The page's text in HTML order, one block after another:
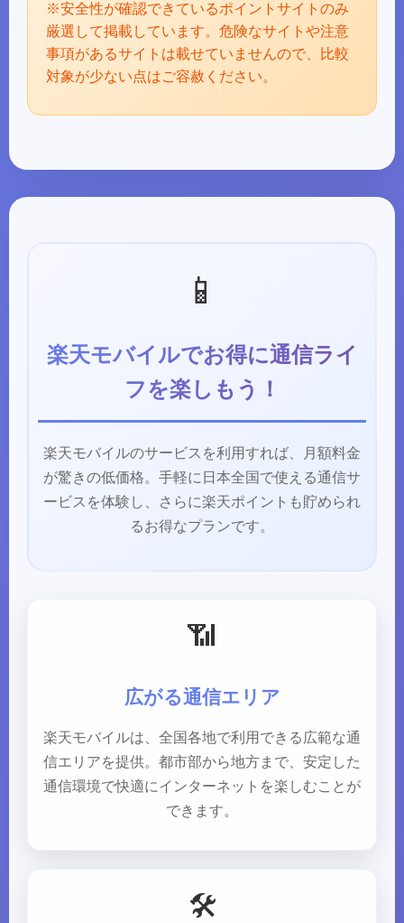
※安全性が確認できているポイントサイトのみ
厳選して掲載しています。危険なサイトや注意
事項があるサイトは載せていませんので、比較
対象が少ない点はご容赦ください。
📱
楽天モバイルでお得に通信ライ
フを楽しもう！
楽天モバイルのサービスを利用すれば、月額料金
が驚きの低価格。手軽に日本全国で使える通信サ
ービスを体験し、さらに楽天ポイントも貯められ
るお得なプランです。
📶
広がる通信エリア
楽天モバイルは、全国各地で利用できる広範な通
信エリアを提供。都市部から地方まで、安定した
通信環境で快適にインターネットを楽しむことが
できます。
🛠️